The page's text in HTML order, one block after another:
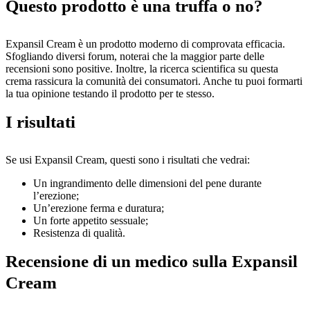
Questo prodotto è una truffa o no?
Expansil Cream è un prodotto moderno di comprovata efficacia.
Sfogliando diversi forum, noterai che la maggior parte delle
recensioni sono positive. Inoltre, la ricerca scientifica su questa
crema rassicura la comunità dei consumatori. Anche tu puoi formarti
la tua opinione testando il prodotto per te stesso.
I risultati
Se usi Expansil Cream, questi sono i risultati che vedrai:
Un ingrandimento delle dimensioni del pene durante
l’erezione;
Un’erezione ferma e duratura;
Un forte appetito sessuale;
Resistenza di qualità.
Recensione di un medico sulla Expansil
Cream